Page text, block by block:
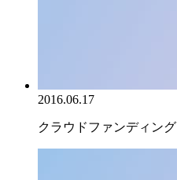
2016.06.17
クラウドファンディング